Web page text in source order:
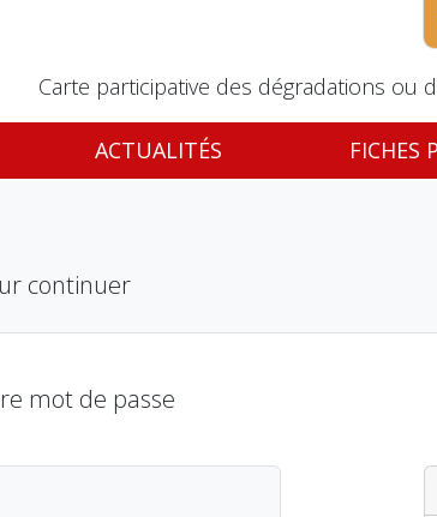
Carte participative des dégradations ou
ACTUALITÉS FICHES
continuer
mot de passe